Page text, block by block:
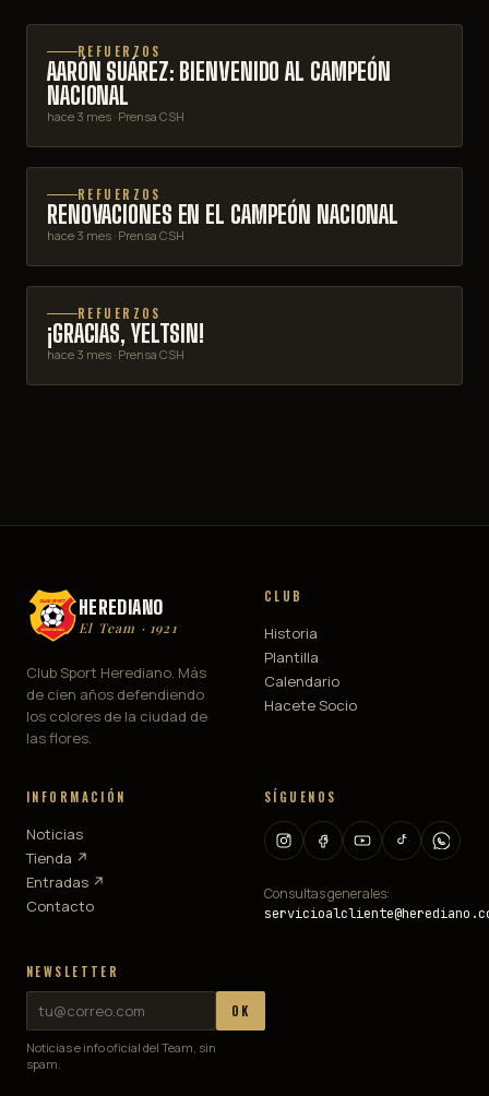
REFUERZOS
AARÓN SUÁREZ: BIENVENIDO AL CAMPEÓN
NACIONAL
hace 3 mes · Prensa CSH
REFUERZOS
RENOVACIONES EN EL CAMPEÓN NACIONAL
hace 3 mes · Prensa CSH
REFUERZOS
¡GRACIAS, YELTSIN!
hace 3 mes · Prensa CSH
HEREDIANO
El Team · 1921
Club Sport Herediano. Más
de cien años defendiendo
los colores de la ciudad de
las flores.
CLUB
Historia
Plantilla
Calendario
Hacete Socio
INFORMACIÓN
Noticias
Tienda ↗
Entradas ↗
Contacto
SÍGUENOS
Consultas generales:
NEWSLETTER
OK
Noticias e info oficial del Team, sin
spam.